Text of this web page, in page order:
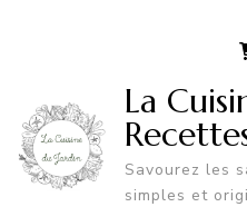
La
Savourez les
simples et